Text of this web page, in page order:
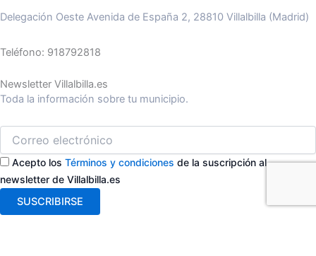
Delegación Oeste Avenida de España 2, 28810 Villalbilla (Madrid)
Teléfono: 918792818
Newsletter Villalbilla.es
Toda la información sobre tu municipio.
Acepto los Términos y condiciones de la suscripción al
newsletter de Villalbilla.es
SUSCRIBIRSE